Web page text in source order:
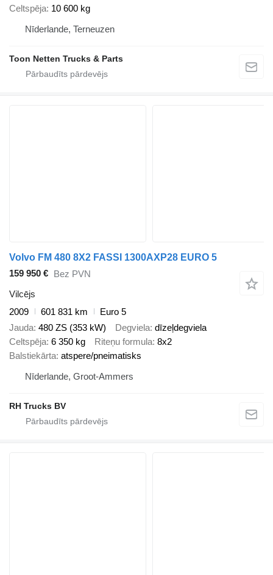
Celtspēja 10 600 kg
Nīderlande, Terneuzen
Toon Netten Trucks & Parts
Volvo FM 480 8X2 FASSI 1300AXP28 EURO 5
159 950 € Bez PVN
Vilcējs
2009
601 831 km
Euro 5
Jauda 480 ZS (353 kW) Degviela dīzeļdegviela
Celtspēja 6 350 kg Riteņu formula 8x2
Balstiekārta atspere/pneimatisks
Nīderlande, Groot-Ammers
RH Trucks BV